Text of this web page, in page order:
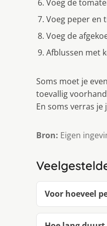
Voeg de
Voeg peper en
Voeg de
Afblussen met
Soms moet je
toevallig
En soms verras
Bron: Eigen
Voor hoeveel